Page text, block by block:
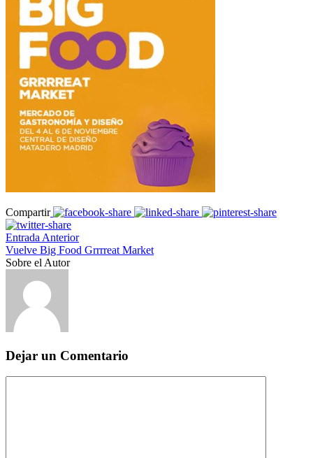
Compartir
Entrada Anterior
Vuelve Big Food Grrrreat Market
Sobre el Autor
Dejar un Comentario